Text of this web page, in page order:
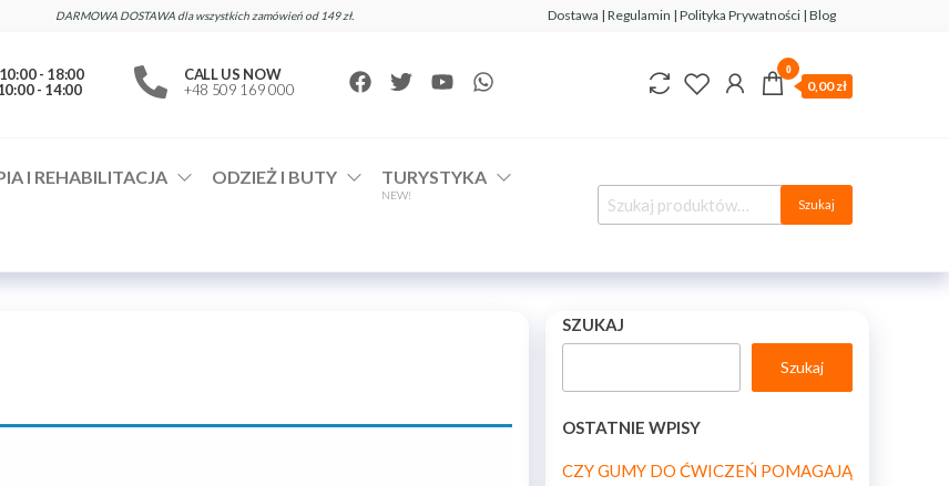
DARMOWA DOSTAWA dla wszystkich zamówień od 149 zł. Dostawa | Regulamin | Polityka Prywatności | Blog
10:00 - 18:00
- 14:00
CALL US NOW
+48 509 169 000
0
0,00 zł
I REHABILITACJA ODZIEŻ I BUTY TURYSTYKA
NEW!
Szukaj
SZUKAJ
Szukaj
OSTATNIE WPISY
CZY GUMY DO ĆWICZEŃ POMAGAJĄ